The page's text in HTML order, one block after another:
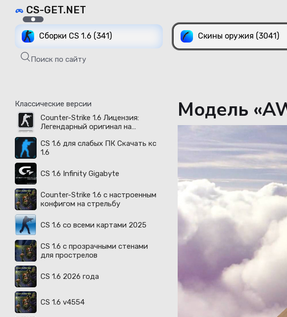
CS-GET.NET
Сборки CS 1.6 (341) Скины оружия (3041)
Поиск по сайту
Классические версии
Counter-Strike 1.6 Лицензия:
Легендарный оригинал на
году
CS 1.6 для слабых ПК Скачать кс
1.6
CS 1.6 Infinity Gigabyte
Counter-Strike 1.6 с настроенным
конфигом на стрельбу
CS 1.6 со всеми картами 2025
CS 1.6 с прозрачными стенами
для прострелов
CS 1.6 2026 года
CS 1.6 v4554
Модель